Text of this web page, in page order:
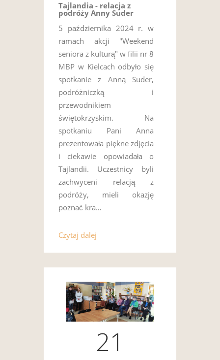
Tajlandia - relacja z
podróży Anny Suder
5 października 2024 r. w
ramach akcji "Weekend
seniora z kulturą" w filii nr 8
MBP w Kielcach odbyło się
spotkanie z Anną Suder,
podróżniczką i
przewodnikiem
świętokrzyskim. Na
spotkaniu Pani Anna
prezentowała piękne zdjęcia
i ciekawie opowiadała o
Tajlandii. Uczestnicy byli
zachwyceni relacją z
podróży, mieli okazję
poznać kra…
Czytaj dalej
21